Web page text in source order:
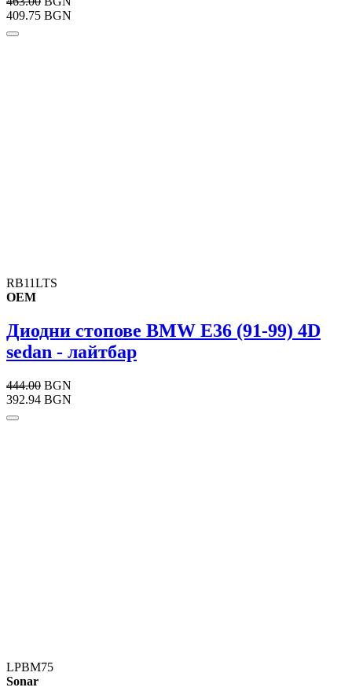
409.75 BGN
RB11LTS
OEM
Диодни стопове BMW E36 (91-99) 4D
sedan - лайтбар
444.00 BGN
392.94 BGN
LPBM75
Sonar